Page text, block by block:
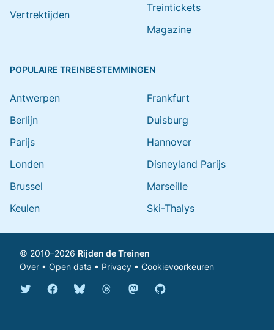
Vertrektijden
Treintickets
Magazine
POPULAIRE TREINBESTEMMINGEN
Antwerpen
Berlijn
Parijs
Londen
Brussel
Keulen
Frankfurt
Duisburg
Hannover
Disneyland Parijs
Marseille
Ski-Thalys
© 2010–2026 Rijden de Treinen
Over • Open data • Privacy • Cookievoorkeuren